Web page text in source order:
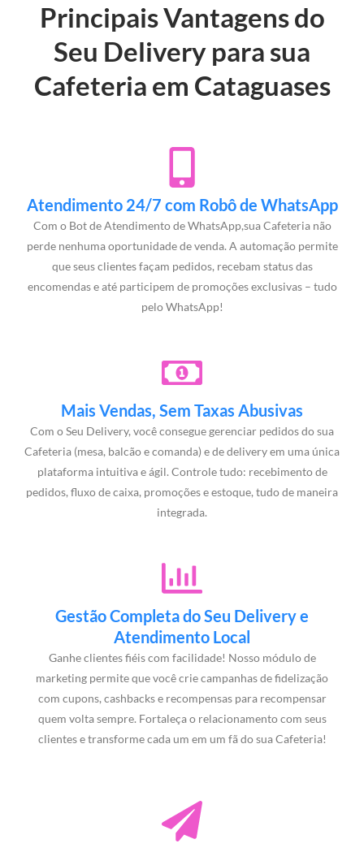
Principais Vantagens do
Seu Delivery para sua
Cafeteria em Cataguases
Atendimento 24/7 com Robô de WhatsApp
Com o Bot de Atendimento de WhatsApp,sua Cafeteria não
perde nenhuma oportunidade de venda. A automação permite
que seus clientes façam pedidos, recebam status das
encomendas e até participem de promoções exclusivas – tudo
pelo WhatsApp!
Mais Vendas, Sem Taxas Abusivas
Com o Seu Delivery, você consegue gerenciar pedidos do sua
Cafeteria (mesa, balcão e comanda) e de delivery em uma única
plataforma intuitiva e ágil. Controle tudo: recebimento de
pedidos, fluxo de caixa, promoções e estoque, tudo de maneira
integrada.
Gestão Completa do Seu Delivery e
Atendimento Local
Ganhe clientes fiéis com facilidade! Nosso módulo de
marketing permite que você crie campanhas de fidelização
com cupons, cashbacks e recompensas para recompensar
quem volta sempre. Fortaleça o relacionamento com seus
clientes e transforme cada um em um fã do sua Cafeteria!